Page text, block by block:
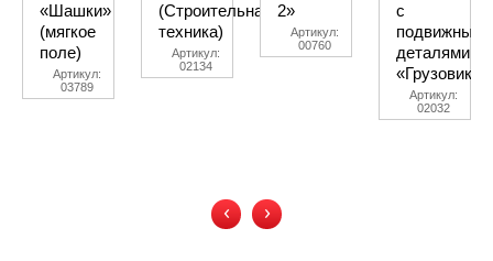
«Шашки»
(мягкое
поле)
Артикул:
03789
(Строительная
техника)
Артикул:
02134
2»
Артикул:
00760
с
подвижными
деталями
«Грузовик»
Артикул:
02032
‹ ›